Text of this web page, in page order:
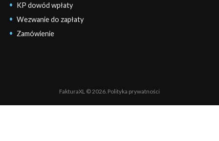
KP dowód wpłaty
Wezwanie do zapłaty
Zamówienie
FakturaXL © 2026. Polityka prywatności